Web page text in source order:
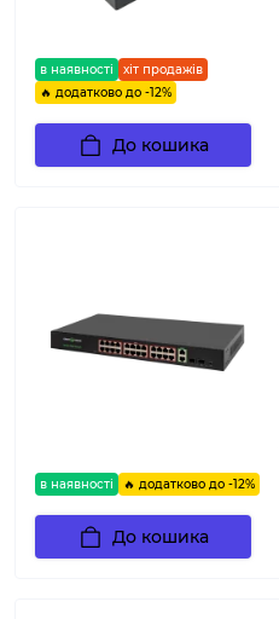
в наявності
хіт продажів
🔥 додатково до -12%
До кошика
в наявності 🔥 додатково до -12%
До кошика